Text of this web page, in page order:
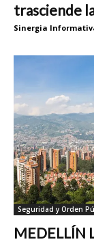
trasciende
Sinergia
Seguridad y Orden
MEDELLÍN